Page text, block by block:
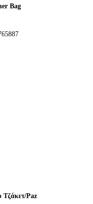
Bag
Τζάκετ/Paz